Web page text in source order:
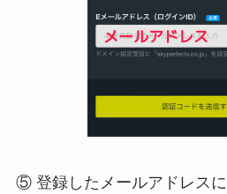
⑤ 登録したメールアドレスに